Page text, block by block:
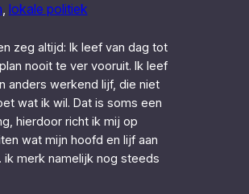
, lokale politiek
zeg altijd: Ik leef van dag tot
nooit te ver vooruit. Ik leef
anders werkend lijf, die niet
wat ik wil. Dat is soms een
hierdoor richt ik mij op
wat mijn hoofd en lijf aan
ik merk namelijk nog steeds